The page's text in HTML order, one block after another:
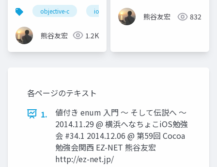
objective-c ios dtmf オーディオ
熊谷友宏 1.2K
熊谷友宏 832
各ページのテキスト
1.
値付き enum 入門 〜 そして伝説へ 〜
2014.11.29 @ 横浜へなちょこiOS勉強
会 #34.1 2014.12.06 @ 第59回 Cocoa
勉強会関西 EZ-NET 熊谷友宏
http://ez-net.jp/